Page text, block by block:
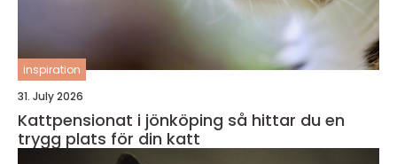
inspiration
31. July 2026
Kattpensionat i jönköping så hittar du en
trygg plats för din katt